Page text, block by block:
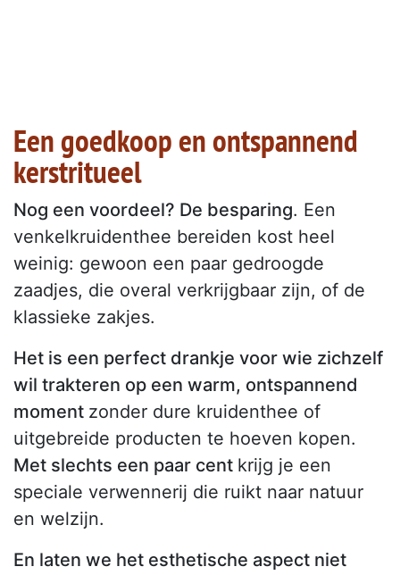
Een goedkoop en ontspannend
kerstritueel
Nog een voordeel? De besparing. Een
venkelkruidenthee bereiden kost heel
weinig: gewoon een paar gedroogde
zaadjes, die overal verkrijgbaar zijn, of de
klassieke zakjes.
Het is een perfect drankje voor wie zichzelf
wil trakteren op een warm, ontspannend
moment zonder dure kruidenthee of
uitgebreide producten te hoeven kopen.
Met slechts een paar cent krijg je een
speciale verwennerij die ruikt naar natuur
en welzijn.
En laten we het esthetische aspect niet